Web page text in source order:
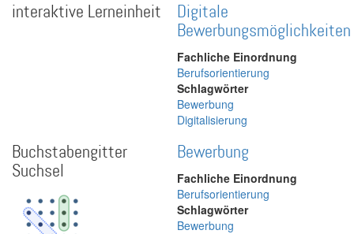
interaktive Lerneinheit
Digitale
Bewerbungsmöglichkeiten
Fachliche Einordnung
Berufsorientierung
Schlagwörter
Bewerbung
Digitalisierung
Buchstabengitter
Suchsel
Bewerbung
Fachliche Einordnung
Berufsorientierung
Schlagwörter
Bewerbung